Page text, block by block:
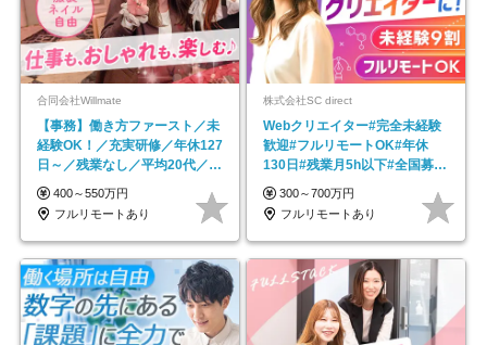
合同会社Willmate
【事務】働き方ファースト／未
経験OK！／充実研修／年休127
日～／残業なし／平均20代／リ
モートOK
400～550万円
フルリモートあり
株式会社SC direct
Webクリエイター#完全未経験
歓迎#フルリモートOK#年休
130日#残業月5h以下#全国募集
#最大1年の研修
300～700万円
フルリモートあり